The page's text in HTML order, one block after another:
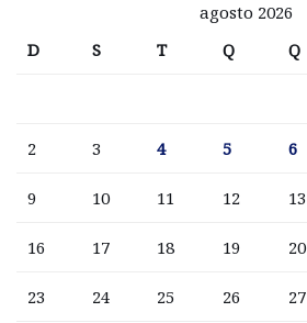
agosto 2026
D
S T Q Q
2 3 4 5 6
9 10 11 12 13
16 17 18 19 20
23 24 25 26 27